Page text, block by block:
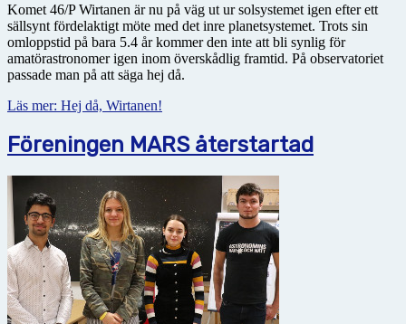
Komet 46/P Wirtanen är nu på väg ut ur solsystemet igen efter ett
sällsynt fördelaktigt möte med det inre planetsystemet. Trots sin
omloppstid på bara 5.4 år kommer den inte att bli synlig för
amatörastronomer igen inom överskådlig framtid. På observatoriet
passade man på att säga hej då.
Läs mer: Hej då, Wirtanen!
Föreningen MARS återstartad